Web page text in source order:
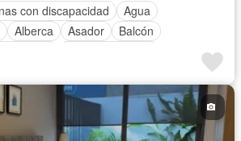
con discapacidad
Agua
Alberca Asador
Balcón
de Limpieza
Estacionamiento
Gimnasio
Recámara con closet Azotea
Terraza
Zonas verdes Sin amueblar